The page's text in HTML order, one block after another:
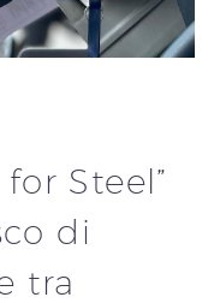
Steel”
di
tra